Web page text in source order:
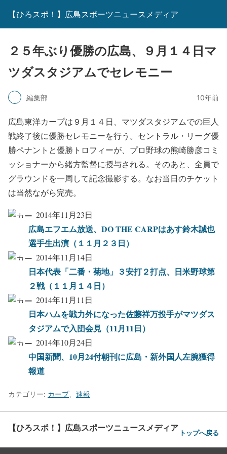
【ひろスポ！】広島スポーツニュースメディア
２５年ぶり優勝の広島、９月１４日マ
ツダスタジアムでセレモニー
編集部 10年前
広島東洋カープは９月１４日、マツダスタジアムでの巨人
戦終了後に優勝セレモニーを行う。セントラル・リーグ優
勝ペナントと優勝トロフィーが、プロ野球の熊崎勝彦コミ
ッショナーから緒方監督に授与される。そのあと、全員で
グラウンドを一周して記念撮影する。なお当日のチケット
は当然ながら完売。
2014年11月23日
広島エフエム放送、DO THE CARPはあす鈴木誠也
選手生出演（１１月２３日）
2014年11月14日
日本代表「二番・菊地」３安打２打点、日米野球第
２戦（１１月１４日）
2014年11月11日
日本ハムを戦力外になった佐藤祥万投手がマツダス
タジアムで入団会見（11月11日）
2014年10月24日
中国新聞、10月24付朝刊に広島・新外国人左腕獲得
報道
カテゴリー: カープ、 速報
【ひろスポ！】広島スポーツニュースメディア トップへ戻る